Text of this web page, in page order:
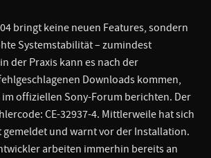
bringt keine neuen Features, sondern
Systemstabilität – zumindest
der Praxis kann es nach der
Downloads kommen,
offiziellen Sony-Forum berichten. Der
CE-32937-4. Mittlerweile hat sich
gemeldet und warnt vor der Installation.
arbeiten immerhin bereits an